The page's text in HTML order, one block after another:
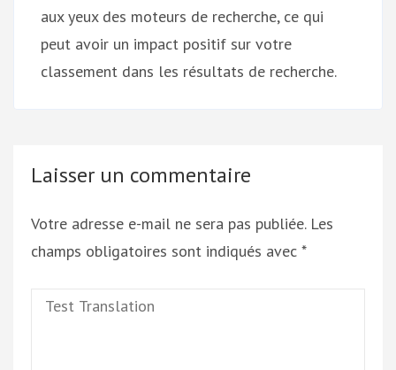
aux yeux des moteurs de recherche, ce qui
peut avoir un impact positif sur votre
classement dans les résultats de recherche.
Laisser un commentaire
Votre adresse e-mail ne sera pas publiée. Les
champs obligatoires sont indiqués avec *
Test